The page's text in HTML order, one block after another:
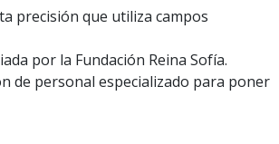
y
Solidaria 2025
precisión que utiliza campos
por la Fundación Reina Sofía.
de personal especializado para poner